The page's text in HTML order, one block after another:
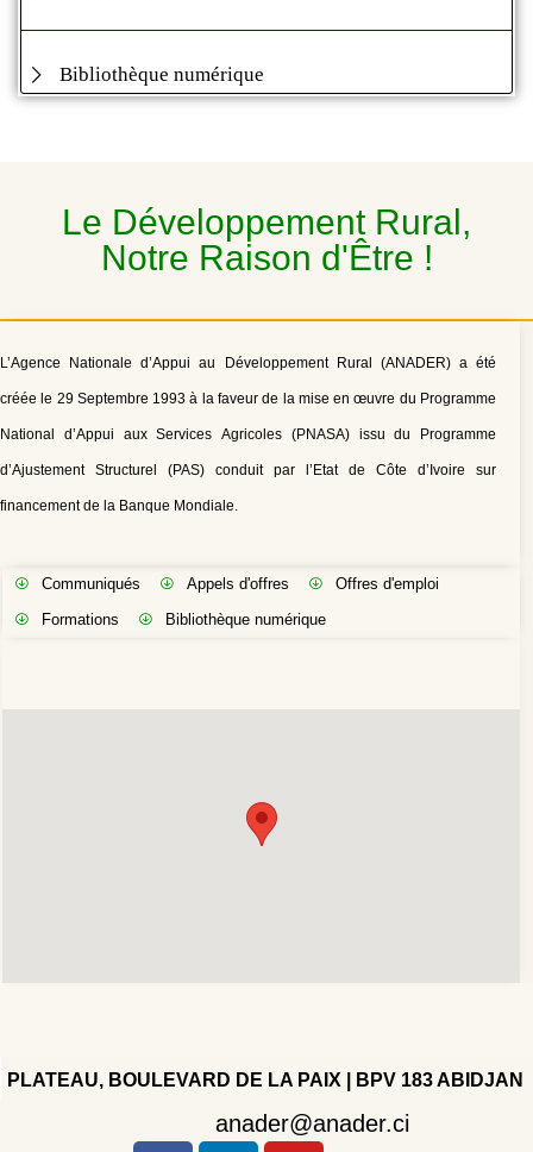
Bibliothèque numérique
Le Développement Rural,
Notre Raison d'Être !
L’Agence Nationale d’Appui au Développement Rural (ANADER) a été
créée le 29 Septembre 1993 à la faveur de la mise en œuvre du Programme
National d’Appui aux Services Agricoles (PNASA) issu du Programme
d’Ajustement Structurel (PAS) conduit par l’Etat de Côte d’Ivoire sur
financement de la Banque Mondiale.
Communiqués Appels d'offres
Offres d'emploi
Formations
Bibliothèque numérique
PLATEAU, BOULEVARD DE LA PAIX | BPV 183 ABIDJAN
anader@anader.ci